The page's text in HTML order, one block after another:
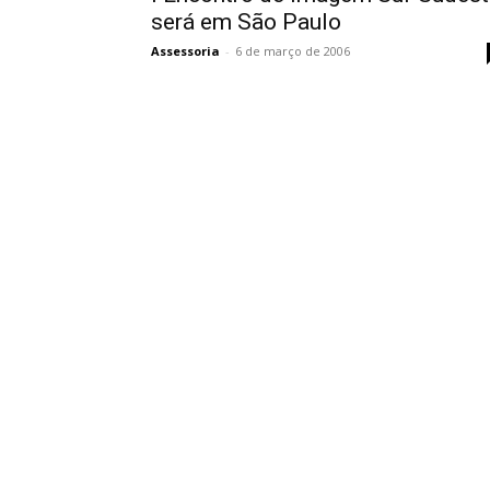
será em São Paulo
Assessoria - 6 de março de 2006